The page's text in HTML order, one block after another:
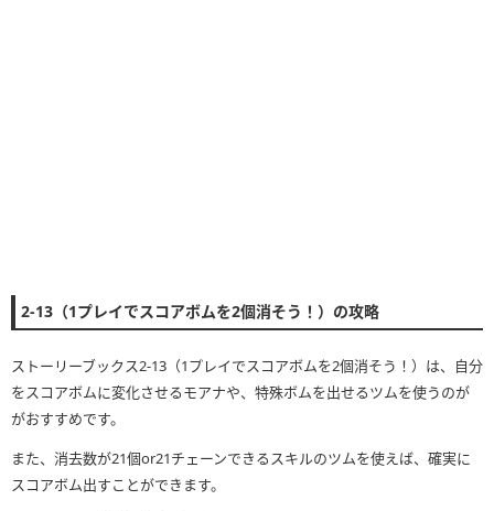
2-13（1プレイでスコアボムを2個消そう！）の攻略
ストーリーブックス2-13（1プレイでスコアボムを2個消そう！）は、自分
をスコアボムに変化させるモアナや、特殊ボムを出せるツムを使うのが
がおすすめです。
また、消去数が21個or21チェーンできるスキルのツムを使えば、確実に
スコアボム出すことができます。